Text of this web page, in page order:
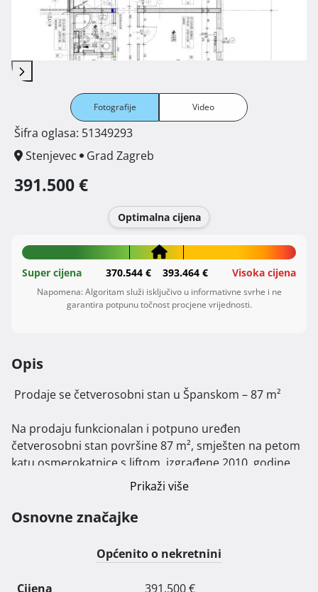
Fotografije Video
Šifra oglasa: 51349293
Stenjevec
Grad Zagreb
391.500 €
Optimalna cijena
Super cijena 370.544 € 393.464 € Visoka cijena
Napomena: Algoritam služi isključivo u informativne svrhe i ne
garantira potpunu točnost procjene vrijednosti.
Opis
Na prodaju funkcionalan i potpuno uređen
četverosobni stan površine 87 m², smješten na petom
katu osmerokatnice s liftom, izgrađene 2010. godine.
Zgrada je uredno održavana, a stan posjeduje svu
Stan se sastoji od tri spavaće sobe, prostranog
dnevnog boravka s kuhinjom i blagovaonicom, dvije
kupaonice, garderobne prostorije i lođe
Cijena: 4500 €/m²
Prikaži više
Osnovne značajke
Općenito o nekretnini
Cijena 391.500 €